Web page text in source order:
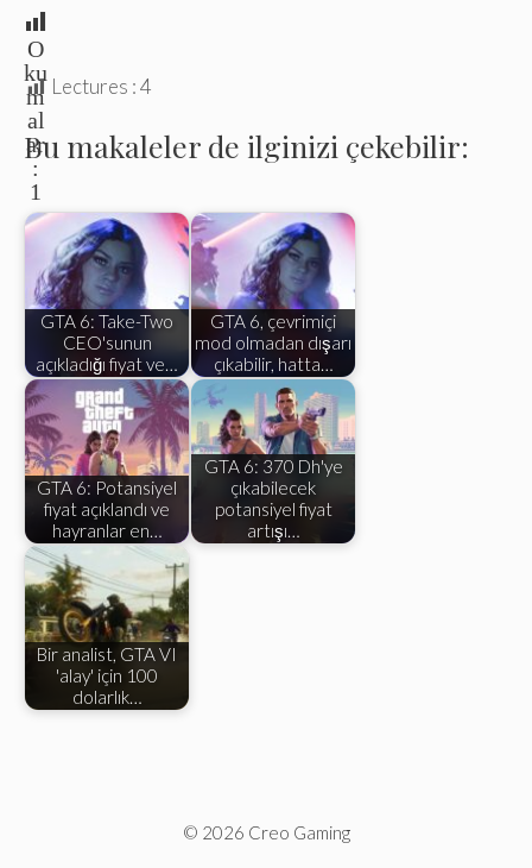
O
ku
m
al
ar
:
1
Lectures :4
Bu makaleler de ilginizi çekebilir:
GTA 6: Take-Two
CEO'sunun
açıkladığı fiyat ve…
GTA 6, çevrimiçi
mod olmadan dışarı
çıkabilir, hatta…
GTA 6: Potansiyel
fiyat açıklandı ve
hayranlar en…
GTA 6: 370 Dh'ye
çıkabilecek
potansiyel fiyat
artışı…
Bir analist, GTA VI
'alay' için 100
dolarlık…
© 2026 Creo Gaming